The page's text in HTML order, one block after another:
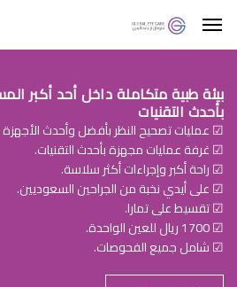
بيئة طبية متكاملة داخل أحد أكبر
بأحدث التقنيات
☑ عمليات تصحيح النظر بأفضل وأحدث الأجهزة
☑ غرفة عمليات مجهزة بأحدث التقنيات.
☑ راحة أكبر وإجراءات أكثر سلاسة.
☑ على أيدي نخبة من الجراحين السعوديين.
☑ تقسيط على تمارا.
☑ 1700 ريال للعين الواحدة.
☑ شامل جميع الفحوصات.